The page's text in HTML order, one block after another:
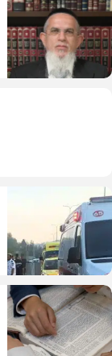
וידאו
בארץ